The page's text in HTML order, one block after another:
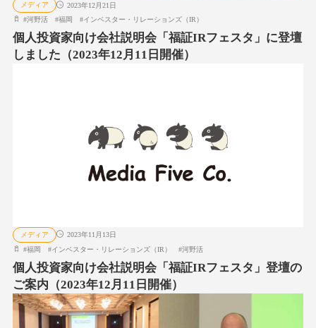
メディア
2023年12月21日
#河野活 #福岡 #インベスター・リレーションズ（IR）
個人投資家向け会社説明会「福証IRフェスタ」に登壇
しました（2023年12月11日開催）
メディア
2023年11月13日
#福岡 #インベスター・リレーションズ（IR） #河野活
個人投資家向け会社説明会「福証IRフェスタ」登壇の
ご案内（2023年12月11日開催）